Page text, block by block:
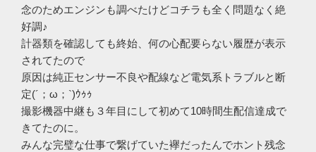
念のためエンジンも調べたけどコチラも全く問題なく絶
好調♪
計器類を確認しても終始、何の心配要らない履歴が表示
されてたので
原因は純正センサー不良や配線など電気系トラブルと断
定(´；ω；`)ｳｩｩ
撮影機器中継も３年目にして初めて10時間生配信達成で
きてたのに。
みんな完璧な仕事で繋げていた襷だったんでホント残念